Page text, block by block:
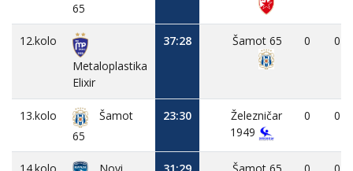
65
12.kolo
Metaloplastika
Elixir
37:28 Šamot 65 0 0
13.kolo
Šamot
65
23:30
Železničar
1949
0 0